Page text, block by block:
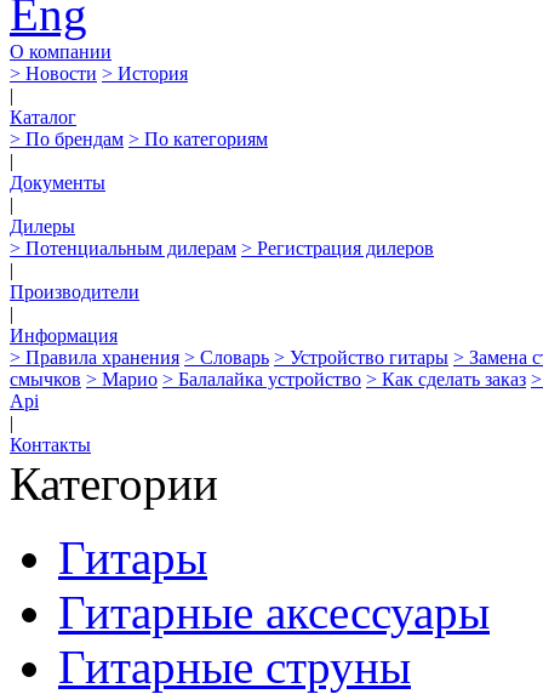
Eng
О компании
> Новости > История
|
Каталог
> По брендам > По категориям
|
Документы
|
Дилеры
> Потенциальным дилерам > Регистрация дилеров
|
Производители
|
Информация
> Правила хранения > Словарь > Устройство гитары > Замена
смычков > Марио > Балалайка устройство > Как сделать заказ
Api
|
Контакты
Категории
Гитары
Гитарные аксессуары
Гитарные струны